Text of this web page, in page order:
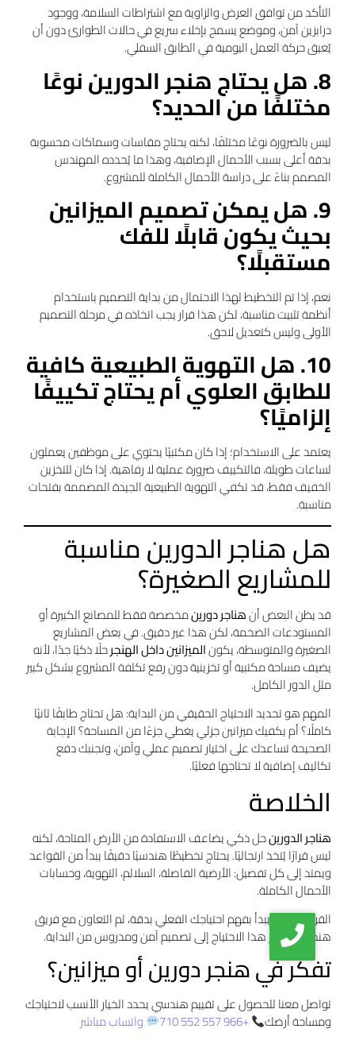
التأكد من توافق العرض والزاوية مع اشتراطات السلامة، ووجود
درابزين آمن، وموضع يسمح بإخلاء سريع في حالات الطوارئ دون أن
يُعيق حركة العمل اليومية في الطابق السفلي.
8. هل يحتاج هنجر الدورين نوعًا
مختلفًا من الحديد؟
ليس بالضرورة نوعًا مختلفًا، لكنه يحتاج مقاسات وسماكات محسوبة
بدقة أعلى بسبب الأحمال الإضافية، وهذا ما يُحدده المهندس
المصمم بناءً على دراسة الأحمال الكاملة للمشروع.
9. هل يمكن تصميم الميزانين
بحيث يكون قابلًا للفك
مستقبلًا؟
نعم، إذا تم التخطيط لهذا الاحتمال من بداية التصميم باستخدام
أنظمة تثبيت مناسبة، لكن هذا قرار يجب اتخاذه في مرحلة التصميم
الأولى وليس كتعديل لاحق.
10. هل التهوية الطبيعية كافية
للطابق العلوي أم يحتاج تكييفًا
إلزاميًا؟
يعتمد على الاستخدام؛ إذا كان مكتبيًا يحتوي على موظفين يعملون
لساعات طويلة، فالتكييف ضرورة عملية لا رفاهية. إذا كان للتخزين
الخفيف فقط، قد تكفي التهوية الطبيعية الجيدة المصممة بفتحات
مناسبة.
هل هناجر الدورين مناسبة
للمشاريع الصغيرة؟
قد يظن البعض أنهناجر دورينمخصصة فقط للمصانع الكبيرة أو
المستودعات الضخمة، لكن هذا غير دقيق. في بعض المشاريع
الصغيرة والمتوسطة، يكونالميزانين داخل الهنجرحلًا ذكيًا جدًا، لأنه
يضيف مساحة مكتبية أو تخزينية دون رفع تكلفة المشروع بشكل كبير
مثل الدور الكامل.
المهم هو تحديد الاحتياج الحقيقي من البداية: هل تحتاج طابقًا ثانيًا
كاملًا؟ أم يكفيك ميزانين جزئي يغطي جزءًا من المساحة؟ الإجابة
الصحيحة تساعدك على اختيار تصميم عملي وآمن، وتجنبك دفع
تكاليف إضافية لا تحتاجها فعليًا.
الخلاصة
هناجر الدورينحل ذكي يضاعف الاستفادة من الأرض المتاحة، لكنه
ليس قرارًا يُتخذ ارتجاليًا. يحتاج تخطيطًا هندسيًا دقيقًا يبدأ من القواعد
ويمتد إلى كل تفصيل: الأرضية الفاصلة، السلالم، التهوية، وحسابات
الأحمال الكاملة.
القرار الصحيح يبدأ بفهم احتياجك الفعلي بدقة، ثم التعاون مع فريق
هندسي يترجم هذا الاحتياج إلى تصميم آمن ومدروس من البداية.
تفكر في هنجر دورين أو ميزانين؟
تواصل معنا للحصول على تقييم هندسي يحدد الخيار الأنسب لاحتياجك
ومساحة أرضك +966 557 552 710 واتساب مباشر